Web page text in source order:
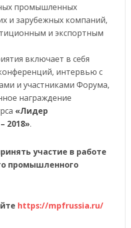
промышленных
и зарубежных компаний,
и экспортным
включает в себя
интервью с
и участниками Форума,
награждение
«Лидер
2018».
участие в работе
промышленного
https://mpfrussia.ru/